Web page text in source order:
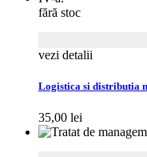
fără stoc
vezi detalii
Logistica si distributia
35,00 lei